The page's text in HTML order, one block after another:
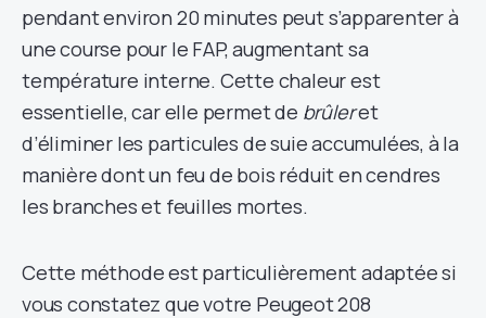
pendant environ 20 minutes peut s’apparenter à
une course pour le FAP, augmentant sa
température interne. Cette chaleur est
essentielle, car elle permet de brûleret
d’éliminer les particules de suie accumulées, à la
manière dont un feu de bois réduit en cendres
les branches et feuilles mortes.
Cette méthode est particulièrement adaptée si
vous constatez que votre Peugeot 208